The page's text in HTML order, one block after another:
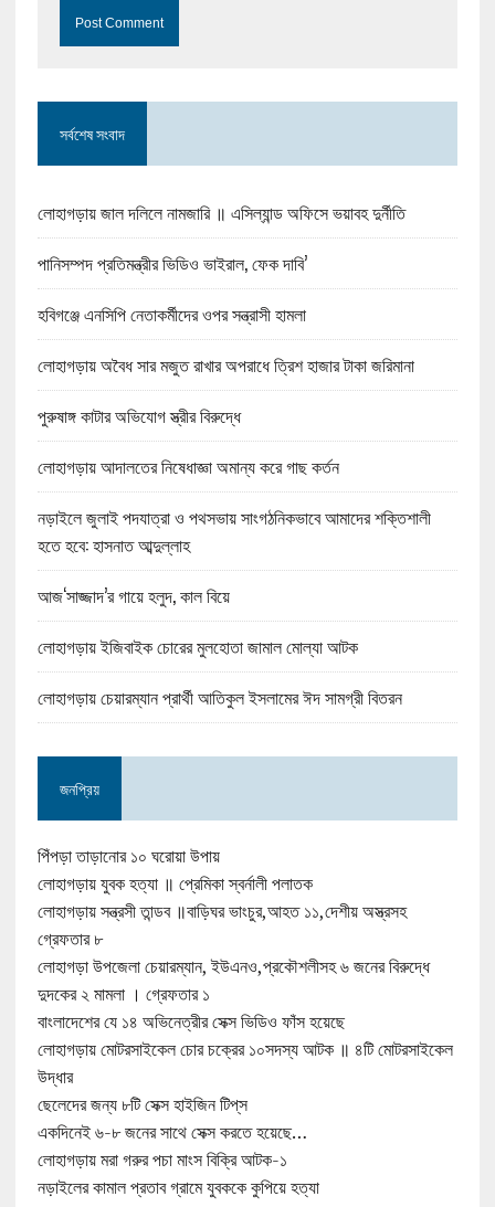
সর্বশেষ সংবাদ
লোহাগড়ায় জাল দলিলে নামজারি ॥ এসিল্যান্ড অফিসে ভয়াবহ দুর্নীতি
পানিসম্পদ প্রতিমন্ত্রীর ভিডিও ভাইরাল, ফেক দাবি’
হবিগঞ্জে এনসিপি নেতাকর্মীদের ওপর সন্ত্রাসী হামলা
লোহাগড়ায় অবৈধ সার মজুত রাখার অপরাধে ত্রিশ হাজার টাকা জরিমানা
পুরুষাঙ্গ কাটার অভিযোগ স্ত্রীর বিরুদ্ধে
লোহাগড়ায় আদালতের নিষেধাজ্ঞা অমান্য করে গাছ কর্তন
নড়াইলে জুলাই পদযাত্রা ও পথসভায় সাংগঠনিকভাবে আমাদের শক্তিশালী
হতে হবে: হাসনাত আব্দুল্লাহ
আজ‘সাজ্জাদ’র গায়ে হলুদ, কাল বিয়ে
লোহাগড়ায় ইজিবাইক চোরের মুলহোতা জামাল মোল্যা আটক
লোহাগড়ায় চেয়ারম্যান প্রার্থী আতিকুল ইসলামের ঈদ সামগ্রী বিতরন
জনপ্রিয়
পিঁপড়া তাড়ানোর ১০ ঘরোয়া উপায়
লোহাগড়ায় যুবক হত্যা ॥ প্রেমিকা স্বর্নালী পলাতক
লোহাগড়ায় সন্ত্রসী তান্ডব ॥বাড়িঘর ভাংচুর,আহত ১১,দেশীয় অস্ত্রসহ
গ্রেফতার ৮
লোহাগড়া উপজেলা চেয়ারম্যান, ইউএনও,প্রকৌশলীসহ ৬ জনের বিরুদ্ধে
দুদকের ২ মামলা । গ্রেফতার ১
বাংলাদেশের যে ১৪ অভিনেত্রীর সেক্স ভিডিও ফাঁস হয়েছে
লোহাগড়ায় মোটরসাইকেল চোর চক্রের ১০সদস্য আটক ॥ ৪টি মোটরসাইকেল
উদ্ধার
ছেলেদের জন্য ৮টি সেক্স হাইজিন টিপ্‌স
একদিনেই ৬-৮ জনের সাথে সেক্স করতে হয়েছে…
লোহাগড়ায় মরা গরুর পচা মাংস বিক্রি আটক-১
নড়াইলের কামাল প্রতাব গ্রামে যুবককে কুপিয়ে হত্যা